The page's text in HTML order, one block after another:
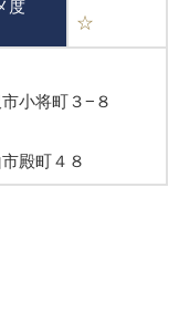
度
☆
小将町３−８
殿町４８